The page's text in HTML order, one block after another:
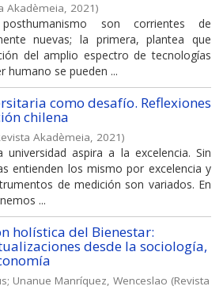
Akadèmeia, 2021)
son corrientes de
nuevas; la primera, plantea que
del amplio espectro de tecnologías
humano se pueden ...
como desafío. Reflexiones
chilena
Akadèmeia, 2021)
aspira a la excelencia. Sin
entienden los mismo por excelencia y
de medición son variados. En
...
holística del Bienestar:
desde la sociología,
; Unanue Manríquez, Wenceslao (Revista